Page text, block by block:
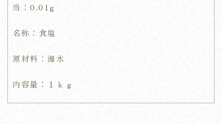
当：0.01g
名称：食塩
原材料：海水
内容量：１ｋｇ